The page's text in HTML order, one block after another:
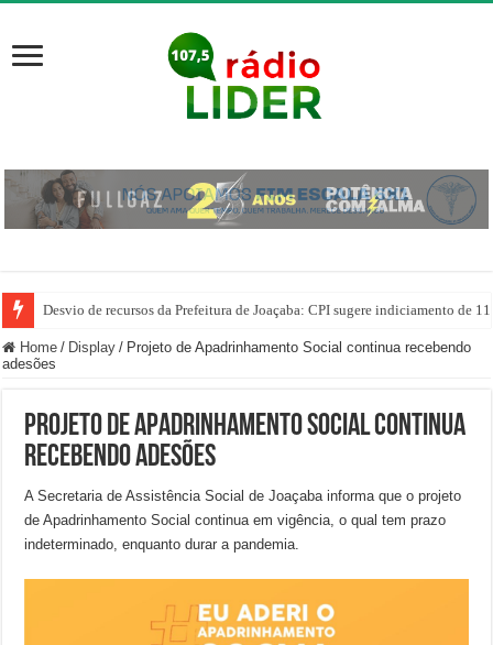
Desvio de recursos da Prefeitura de Joaçaba: CPI sugere indiciamento de 11
Home / Display / Projeto de Apadrinhamento Social continua recebendo
adesões
Projeto de Apadrinhamento Social continua
recebendo adesões
A Secretaria de Assistência Social de Joaçaba informa que o projeto
de Apadrinhamento Social continua em vigência, o qual tem prazo
indeterminado, enquanto durar a pandemia.